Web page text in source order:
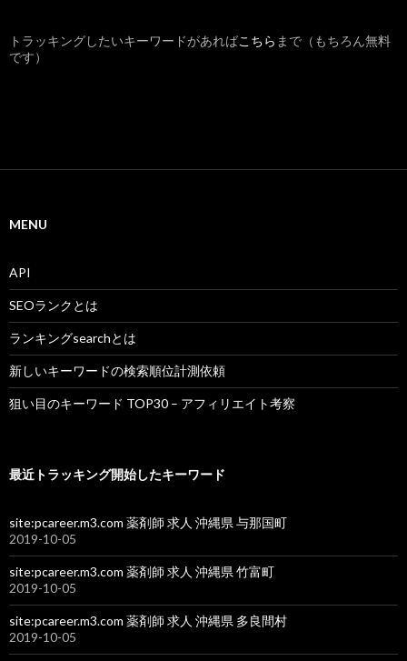
トラッキングしたいキーワードがあればこちら まで（もちろん無料
です）
MENU
API
SEOランクとは
ランキングsearchとは
新しいキーワードの検索順位計測依頼
狙い目のキーワード TOP30 – アフィリエイト考察
最近トラッキング開始したキーワード
site:pcareer.m3.com 薬剤師 求人 沖縄県 与那国町
2019-10-05
site:pcareer.m3.com 薬剤師 求人 沖縄県 竹富町
2019-10-05
site:pcareer.m3.com 薬剤師 求人 沖縄県 多良間村
2019-10-05